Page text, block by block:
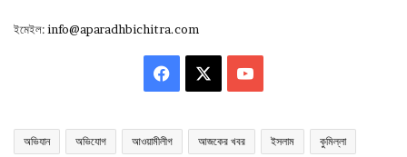
ইমেইল:info@aparadhbichitra.com
Facebook YouTube
অভিযান অভিযোগ আওয়ামীলীগ আজকের খবর ইসলাম কুমিল্লা